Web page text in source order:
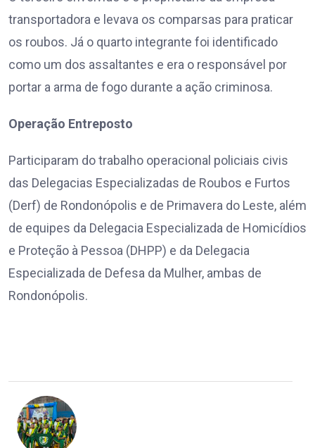
transportadora e levava os comparsas para praticar
os roubos. Já o quarto integrante foi identificado
como um dos assaltantes e era o responsável por
portar a arma de fogo durante a ação criminosa.
Operação Entreposto
Participaram do trabalho operacional policiais civis
das Delegacias Especializadas de Roubos e Furtos
(Derf) de Rondonópolis e de Primavera do Leste, além
de equipes da Delegacia Especializada de Homicídios
e Proteção à Pessoa (DHPP) e da Delegacia
Especializada de Defesa da Mulher, ambas de
Rondonópolis.